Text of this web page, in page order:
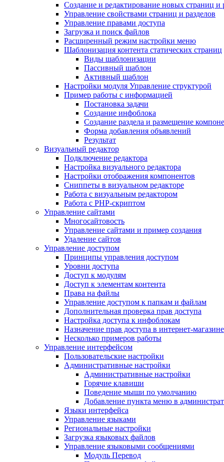
Создание и редактирование новых страниц и
Управление свойствами страниц и разделов
Управление правами доступа
Загрузка и поиск файлов
Расширенный режим настройки меню
Шаблонизация контента статических страниц
Виды шаблонизации
Пассивный шаблон
Активный шаблон
Настройки модуля Управление структурой
Пример работы с информацией
Постановка задачи
Создание инфоблока
Создание раздела и размещение
Форма добавления объявлений
Результат
Визуальный редактор
Подключение редактора
Настройка визуального редактора
Настройки отображения компонентов
Сниппеты в визуальном редакторе
Работа с визуальным редактором
Работа с PHP-скриптом
Управление сайтами
Многосайтовость
Управление сайтами и пример создания
Удаление сайтов
Управление доступом
Принципы управления доступом
Уровни доступа
Доступ к модулям
Доступ к элементам контента
Права на файлы
Управление доступом к папкам и файлам
Дополнительная проверка прав доступа
Настройка доступа к инфоблокам
Назначение прав доступа в интернет-магазине
Несколько примеров работы
Управление интерфейсом
Пользовательские настройки
Административные настройки
Административные настройки
Горячие клавиши
Поведение мыши по умолчанию
Добавление пункта меню в
Языки интерфейса
Управление языками
Региональные настройки
Загрузка языковых файлов
Управление языковыми сообщениями
Mодуль Перевод